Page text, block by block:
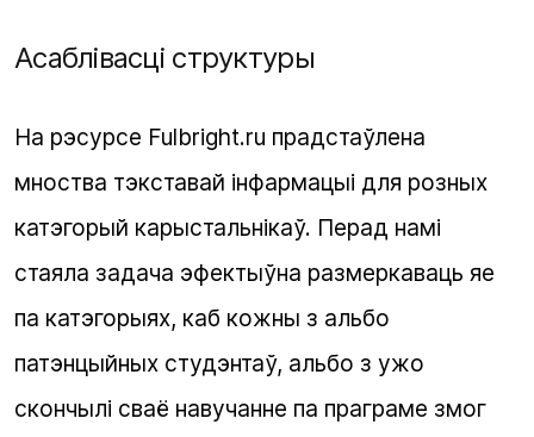
Асаблівасці структуры
На рэсурсе Fulbright.ru прадстаўлена
мноства тэкставай інфармацыі для розных
катэгорый карыстальнікаў. Перад намі
стаяла задача эфектыўна размеркаваць яе
па катэгорыях, каб кожны з альбо
патэнцыйных студэнтаў, альбо з ужо
скончылі сваё навучанне па праграме змог